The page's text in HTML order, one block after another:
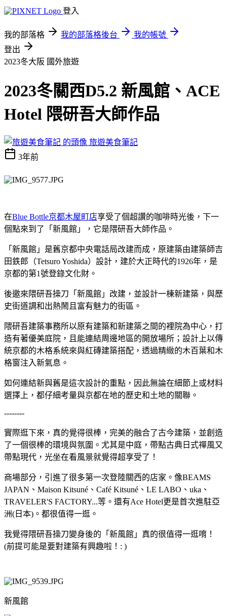
登入
我的部落格 我的部落格後台
我的帳號
登出
2023冬大阪 國外旅遊
2023冬關西D5.2 新風館、ACE
Hotel 隈研吾大師作品
旅遊美食筆記
3年前
在Blue Bottle京都木屋町店享受了個超讚的咖啡時光後，下一
個點來到了「新風館」，它是隈研吾大師作品。
「新風館」是舊京都中央電話局改建而成，原建築由建築師吉
田鉄郎（Tetsuro Yoshida）設計，建於大正時代的1926年，是
京都的第1號登錄文化財。
後邀來隈研吾操刀「新風館」改建，並設計一棟新建築，與歷
史街道調和出熱鬧且富有魅力的街區。
隈研吾建築事務所以原有建築和新建築之間的裡院為中心，打
造有著優美庭院，且能連結周邊地區的開放場所；設計上以傳
統京都的木格系統來與紅磚建築搭配，透過精緻的木百葉和木
格窗注入新氣息。
如何連結新與舊是這次設計的重點，因此無論在細節上或材料
選擇上，都仔細考量與京都在地的歷史和土地的關聯。
--------
實際逛下來，真的覺得很棒，完美的融合了古今建築，並創造
了一個很棒的環境與氛圍。尤其是中庭，帶點古典日式禪風又
帶點現代，光坐在看風景就覺得超享受了！
商場部分，引進了很多第一次登陸關西的店家。像BEAMS
JAPAN、Maison Kitsuné、Café Kitsuné、LE LABO、uka、
TRAVELER'S FACTORY...等。還有Ace Hotel更是首次進駐亞
洲(日本)。都很值得一逛。
我覺得隈研吾操刀變身後的「新風館」真的很值得一逛唷！
(前提可能是要對建築有興趣啦！: )
新風館